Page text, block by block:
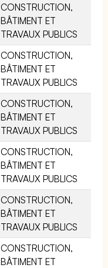
CONSTRUCTION,
BÂTIMENT ET
TRAVAUX PUBLICS
CONSTRUCTION,
BÂTIMENT ET
TRAVAUX PUBLICS
CONSTRUCTION,
BÂTIMENT ET
TRAVAUX PUBLICS
CONSTRUCTION,
BÂTIMENT ET
TRAVAUX PUBLICS
CONSTRUCTION,
BÂTIMENT ET
TRAVAUX PUBLICS
CONSTRUCTION,
BÂTIMENT ET